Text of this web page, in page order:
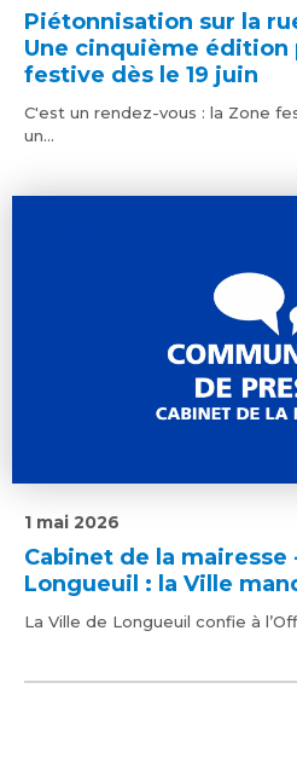
Piétonnisation sur la
Une cinquième édition
festive dès le 19 juin
C'est un rendez-vous : la Zone
un...
Cabinet de la mairesse
Longueuil : la Ville
1 mai 2026
La Ville de Longueuil confie à